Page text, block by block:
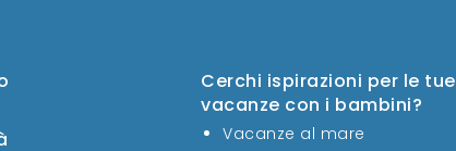
Cerchi ispirazioni per le tue
vacanze con i bambini?
Vacanze al mare